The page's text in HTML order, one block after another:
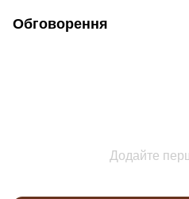
Обговорення
Додайте